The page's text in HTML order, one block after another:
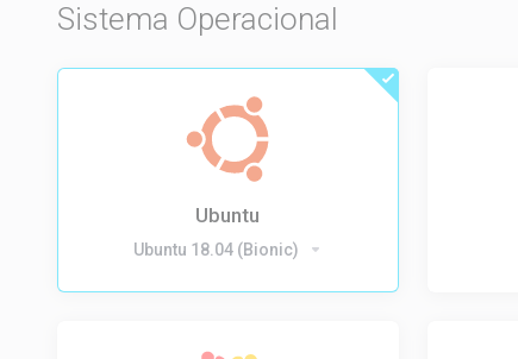
Sistema Operacional
Ubuntu
Ubuntu 18.04 (Bionic)